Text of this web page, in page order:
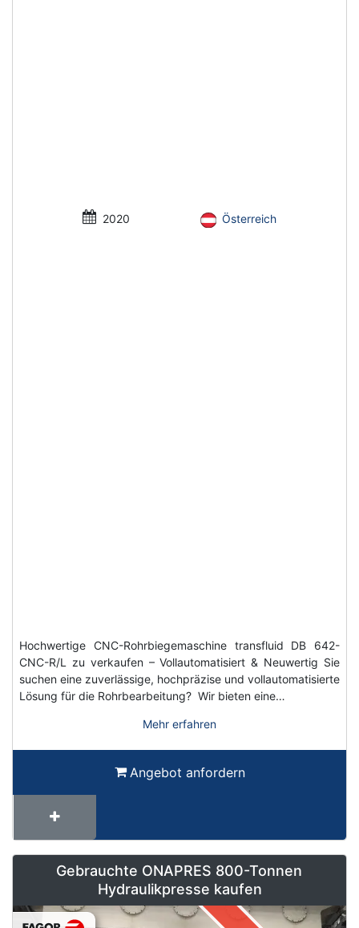
2020 Österreich
Hochwertige CNC-Rohrbiegemaschine transfluid DB 642-
CNC-R/L zu verkaufen – Vollautomatisiert & Neuwertig Sie
suchen eine zuverlässige, hochpräzise und vollautomatisierte
Lösung für die Rohrbearbeitung? Wir bieten eine…
Mehr erfahren
Angebot anfordern
Gebrauchte ONAPRES 800-Tonnen
Hydraulikpresse kaufen